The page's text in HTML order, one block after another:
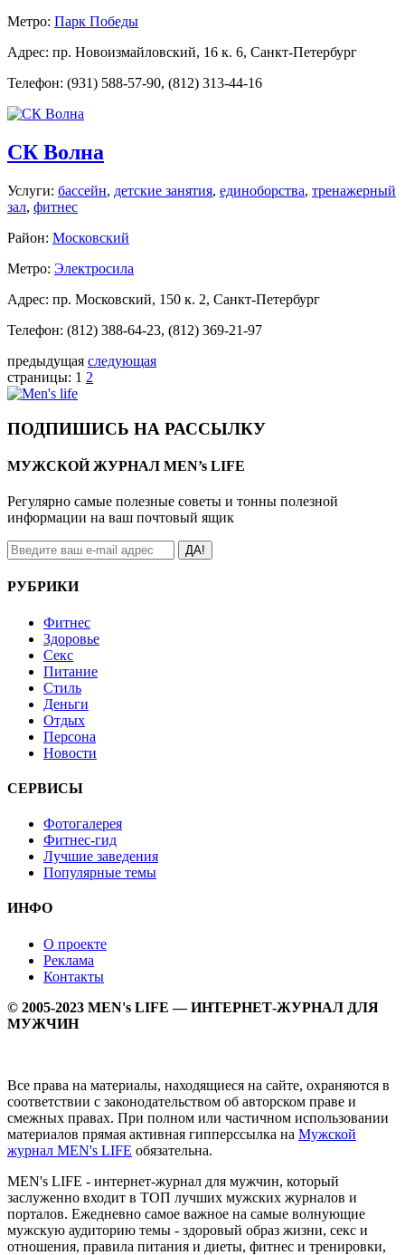
Метро: Парк Победы
Адрес: пр. Новоизмайловский, 16 к. 6, Санкт-Петербург
Телефон: (931) 588-57-90, (812) 313-44-16
СК Волна
Услуги: бассейн, детские занятия, единоборства, тренажерный
зал, фитнес
Район: Московский
Метро: Электросила
Адрес: пр. Московский, 150 к. 2, Санкт-Петербург
Телефон: (812) 388-64-23, (812) 369-21-97
предыдущая следующая
страницы: 1 2
ПОДПИШИСЬ НА РАССЫЛКУ
МУЖСКОЙ ЖУРНАЛ MEN’s LIFE
Регулярно самые полезные советы и тонны полезной
информации на ваш почтовый ящик
ДА!
РУБРИКИ
Фитнес
Здоровье
Секс
Питание
Стиль
Деньги
Отдых
Персона
Новости
СЕРВИСЫ
Фотогалерея
Фитнес-гид
Лучшие заведения
Популярные темы
ИНФО
О проекте
Реклама
Контакты
© 2005-2023 MEN's LIFE — ИНТЕРНЕТ-ЖУРНАЛ ДЛЯ
МУЖЧИН
Все права на материалы, находящиеся на сайте, охраняются в
соответствии с законодательством об авторском праве и
смежных правах. При полном или частичном использовании
материалов прямая активная гипперссылка на Мужской
журнал MEN's LIFE обязательна.
MEN's LIFE - интернет-журнал для мужчин, который
заслуженно входит в ТОП лучших мужских журналов и
порталов. Ежедневно самое важное на самые волнующие
мужскую аудиторию темы - здоровый образ жизни, секс и
отношения, правила питания и диеты, фитнес и тренировки,